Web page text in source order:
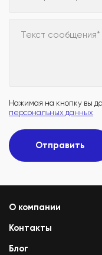
Текст сообщения*
Нажимая на кнопку вы
персональных данных
Отправить
О компании
Контакты
Блог